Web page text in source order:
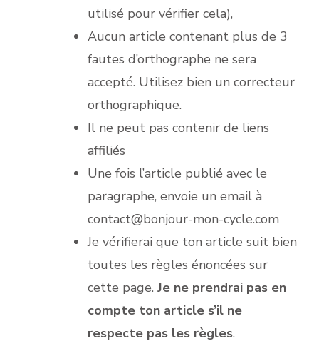
utilisé pour vérifier cela),
Aucun article contenant plus de 3
fautes d’orthographe ne sera
accepté. Utilisez bien un correcteur
orthographique.
Il ne peut pas contenir de liens
affiliés
Une fois l’article publié avec le
paragraphe, envoie un email à
contact@bonjour-mon-cycle.com
Je vérifierai que ton article suit bien
toutes les règles énoncées sur
cette page. Je ne prendrai pas en
compte ton article s’il ne
respecte pas les règles.